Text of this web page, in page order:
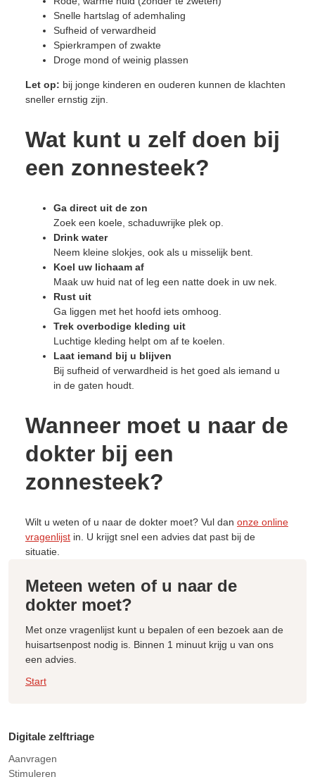
Snelle hartslag of ademhaling
Sufheid of verwardheid
Spierkrampen of zwakte
Droge mond of weinig plassen
Let op: bij jonge kinderen en ouderen kunnen de klachten
sneller ernstig zijn.
Wat kunt u zelf doen bij
een zonnesteek?
Ga direct uit de zon
Zoek een koele, schaduwrijke plek op.
Drink water
Neem kleine slokjes, ook als u misselijk bent.
Koel uw lichaam af
Maak uw huid nat of leg een natte doek in uw nek.
Rust uit
Ga liggen met het hoofd iets omhoog.
Trek overbodige kleding uit
Luchtige kleding helpt om af te koelen.
Laat iemand bij u blijven
Bij sufheid of verwardheid is het goed als iemand u
in de gaten houdt.
Wanneer moet u naar de
dokter bij een
zonnesteek?
Wilt u weten of u naar de dokter moet? Vul dan onze online
vragenlijst in. U krijgt snel een advies dat past bij de
situatie.
Meteen weten of u naar de
dokter moet?
Met onze vragenlijst kunt u bepalen of een bezoek aan de
huisartsenpost nodig is. Binnen 1 minuut krijg u van ons
een advies.
Start
Digitale zelftriage
Aanvragen
Stimuleren